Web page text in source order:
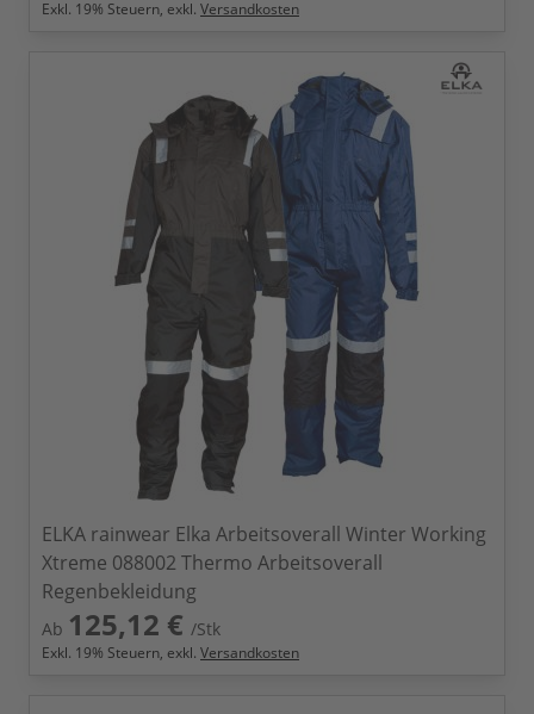
Exkl. 19% Steuern, exkl. Versandkosten
ELKA rainwear Elka Arbeitsoverall Winter Working
Xtreme 088002 Thermo Arbeitsoverall
Regenbekleidung
Ab 125,12 € /Stk
Exkl. 19% Steuern, exkl. Versandkosten